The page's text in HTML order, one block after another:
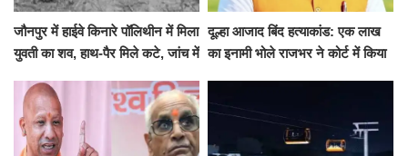
जौनपुर में हाईवे किनारे पॉलिथीन में मिला
युवती का शव, हाथ-पैर मिले कटे, जांच में
दूल्हा आजाद बिंद हत्याकांड: एक लाख
का इनामी भोले राजभर ने कोर्ट में किया